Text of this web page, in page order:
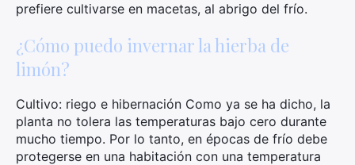
prefiere cultivarse en macetas, al abrigo del frío.
¿Cómo puedo invernar la hierba de
limón?
Cultivo: riego e hibernación Como ya se ha dicho, la
planta no tolera las temperaturas bajo cero durante
mucho tiempo. Por lo tanto, en épocas de frío debe
protegerse en una habitación con una temperatura